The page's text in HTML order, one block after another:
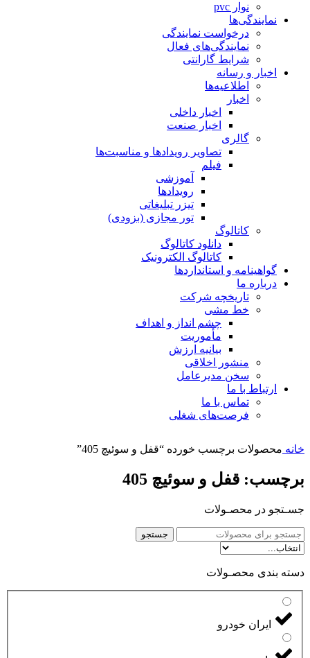
نوار pvc
نمایندگی‌ها
درخواست نمایندگی
نمایندگی‌های فعال
شرایط گارانتی
اخبار و رسانه
اطلاعیه‌ها
اخبار
اخبار داخلی
اخبار صنعت
گالری
تصاویر رویدادها و مناسبت‌ها
فیلم
آموزشی
رویدادها
تیزر تبلیغاتی
تور مجازی (بزودی)
کاتالوگ
دانلود کاتالوگ
کاتالوگ الکترونیک
گواهینامه و استانداردها
درباره ما
تاریخچه شرکت
خط مشی
چشم انداز و اهداف
مأموریت
بیانیه ارزش
منشور اخلاقی
سخن مدیرعامل
ارتباط با ما
تماس با ما
فرصت‌های شغلی
خانه محصولات برچسب خورده “قفل و سوئیچ 405”
برچسب: قفل و سوئیچ 405
جسـتجو در محصـولات
جستجو
دسته بندی محصـولات
ایران خودرو